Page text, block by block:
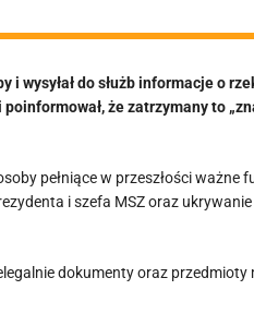
wysyłał do służb informacje o
że zatrzymany to
pełniące w przeszłości ważne
i szefa MSZ oraz
dokumenty oraz przedmioty